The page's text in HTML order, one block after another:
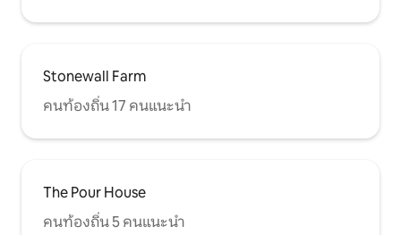
Stonewall Farm
คนท้องถิ่น 17 คนแนะนำ
The Pour House
คนท้องถิ่น 5 คนแนะนำ